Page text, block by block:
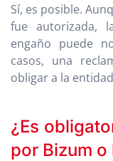
Sí, es posible.
fue autorizada,
engaño puede
casos, una
obligar a la
¿Es
por Bizum o